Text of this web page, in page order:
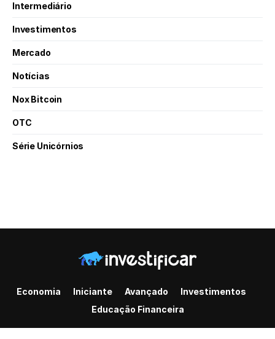
Intermediário
Investimentos
Mercado
Notícias
Nox Bitcoin
OTC
Série Unicórnios
Economia Iniciante Avançado
Investimentos
Educação Financeira